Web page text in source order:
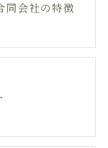
同会社の特徴